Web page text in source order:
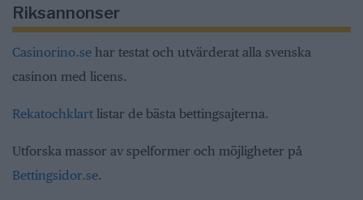
Riksannonser
Casinorino.se har testat och utvärderat alla svenska
casinon med licens.
Rekatochklart listar de bästa bettingsajterna.
Utforska massor av spelformer och möjligheter på
Bettingsidor.se.